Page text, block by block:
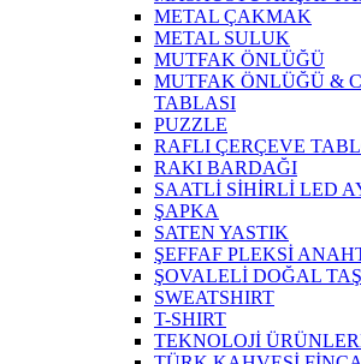
METAL ÇAKMAK
METAL SULUK
MUTFAK ÖNLÜĞÜ
MUTFAK ÖNLÜĞÜ &
TABLASI
PUZZLE
RAFLI ÇERÇEVE
RAKI BARDAĞI
SAATLİ SİHİRLİ LED
ŞAPKA
SATEN YASTIK
ŞEFFAF PLEKSİ
ŞOVALELİ DOĞAL TAŞ
SWEATSHIRT
T-SHIRT
TEKNOLOJİ